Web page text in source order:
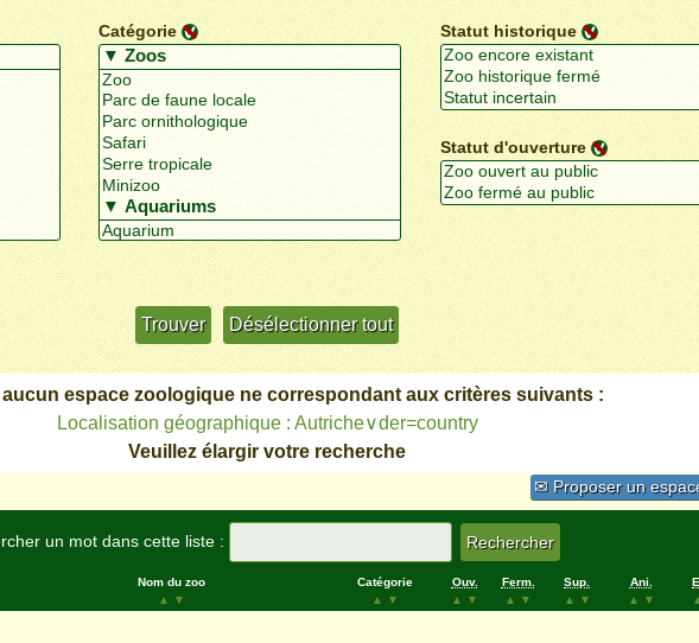
Catégorie Statut historique
Statut d'ouverture
aucun espace zoologique ne correspondant aux critères suivants :
Localisation géographique : Autriche∨der=country
Veuillez élargir votre recherche
✉ Proposer un
un mot dans cette liste :
Nom du zoo
▲
▼
Catégorie
▲
▼
Ouv.
▲
▼
Ferm.
▲
▼
Sup.
▲
▼
Ani.
▲
▼